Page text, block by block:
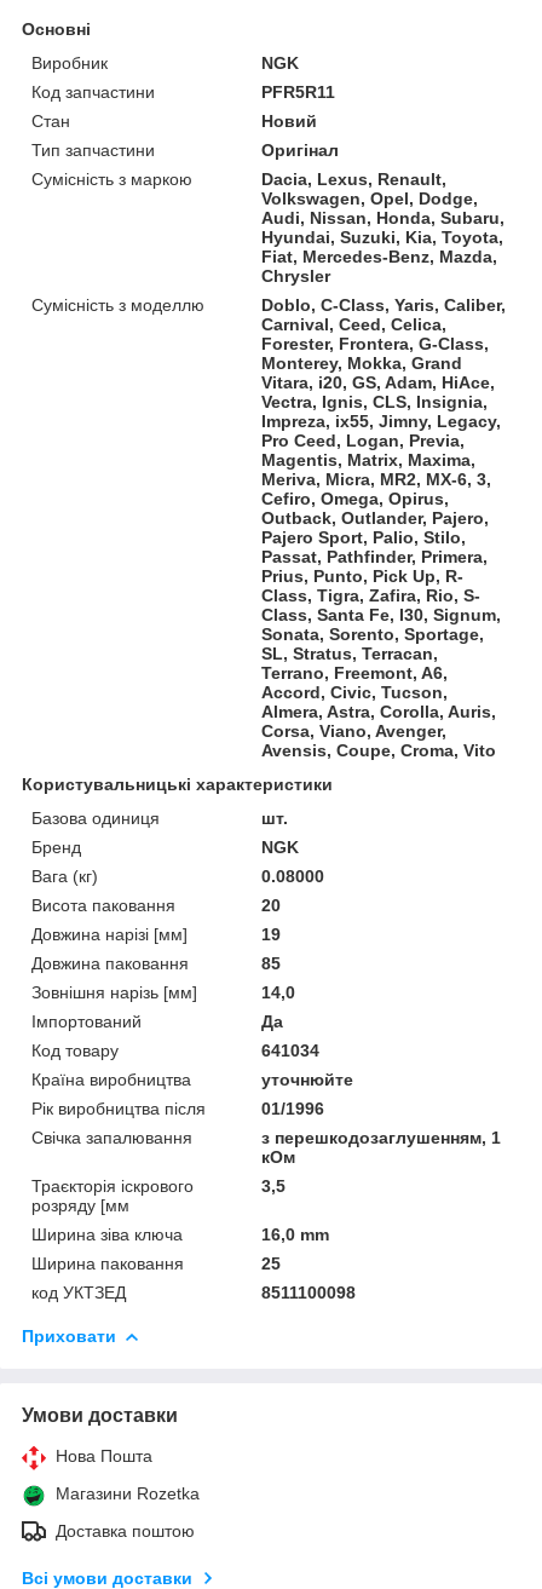
Основні
Виробник
NGK
Код запчастини
PFR5R11
Стан
Новий
Тип запчастини
Оригінал
Сумісність з маркою
Dacia, Lexus, Renault,
Volkswagen, Opel, Dodge,
Audi, Nissan, Honda, Subaru,
Hyundai, Suzuki, Kia, Toyota,
Fiat, Mercedes-Benz, Mazda,
Chrysler
Сумісність з моделлю
Doblo, C-Class, Yaris, Caliber,
Carnival, Ceed, Celica,
Forester, Frontera, G-Class,
Monterey, Mokka, Grand
Vitara, i20, GS, Adam, HiAce,
Vectra, Ignis, CLS, Insignia,
Impreza, ix55, Jimny, Legacy,
Pro Ceed, Logan, Previa,
Magentis, Matrix, Maxima,
Meriva, Micra, MR2, MX-6, 3,
Cefiro, Omega, Opirus,
Outback, Outlander, Pajero,
Pajero Sport, Palio, Stilo,
Passat, Pathfinder, Primera,
Prius, Punto, Pick Up, R-
Class, Tigra, Zafira, Rio, S-
Class, Santa Fe, I30, Signum,
Sonata, Sorento, Sportage,
SL, Stratus, Terracan,
Terrano, Freemont, A6,
Accord, Civic, Tucson,
Almera, Astra, Corolla, Auris,
Corsa, Viano, Avenger,
Avensis, Coupe, Croma, Vito
Користувальницькі характеристики
Базова одиниця
шт.
Бренд
NGK
Вага (кг)
0.08000
Висота паковання
20
Довжина нарізі [мм]
19
Довжина паковання
85
Зовнішня нарізь [мм]
14,0
Імпортований
Да
Код товару
641034
Країна виробництва
уточнюйте
Рік виробництва після
01/1996
Свічка запалювання
з перешкодозаглушенням, 1
кОм
Траєкторія іскрового
розряду [мм
3,5
Ширина зіва ключа
16,0 mm
Ширина паковання
25
код УКТЗЕД
8511100098
Приховати
Умови доставки
Нова Пошта
Магазини Rozetka
Доставка поштою
Всі умови доставки